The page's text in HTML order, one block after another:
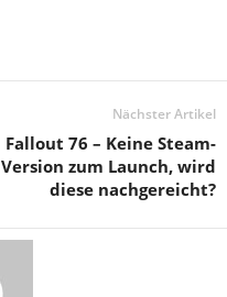
Nächster Artikel
Fallout 76 – Keine Steam-
Version zum Launch, wird
diese nachgereicht?